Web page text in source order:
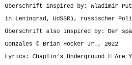
Überschrift inspired by: Wladimir
in Leningrad, UdSSR), russischer
Überschrift also inspired by: Der
Gonzales © Brian Hocker Jr., 2022
Lyrics: Chaplin’s Underground © Are